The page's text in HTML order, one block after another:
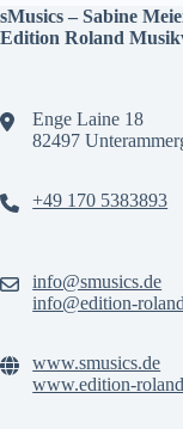
sMusics – Sabine
Edition Roland
Enge Laine 18
82497
+49 170 5383893
info@smusics.de
info@edition-
www.smusics.de
www.edition-